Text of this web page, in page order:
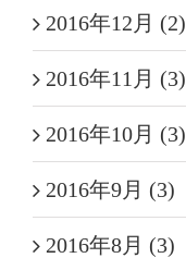
2016年12月 (2)
2016年11月 (3)
2016年10月 (3)
2016年9月 (3)
2016年8月 (3)